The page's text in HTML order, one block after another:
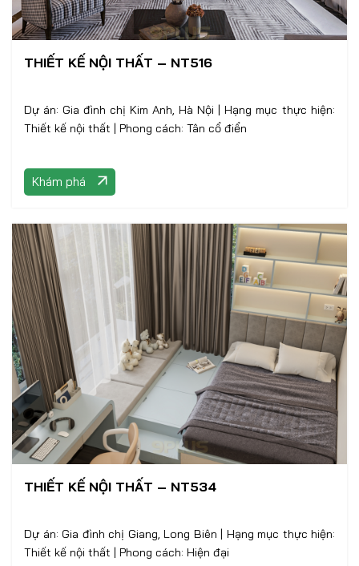
THIẾT KẾ NỘI THẤT – NT516
Dự án: Gia đình chị Kim Anh, Hà Nội | Hạng mục thực hiện:
Thiết kế nội thất | Phong cách: Tân cổ điển
Khám phá
THIẾT KẾ NỘI THẤT – NT534
Dự án: Gia đình chị Giang, Long Biên | Hạng mục thực hiện:
Thiết kế nội thất | Phong cách: Hiện đại